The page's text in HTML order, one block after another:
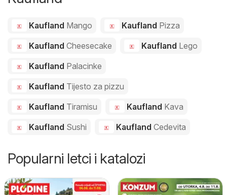
Kaufland Mango Kaufland Pizza
Kaufland Cheesecake Kaufland Lego
Kaufland Palacinke
Kaufland Tijesto za pizzu
Kaufland Tiramisu Kaufland Kava
Kaufland Sushi Kaufland Cedevita
Popularni letci i katalozi